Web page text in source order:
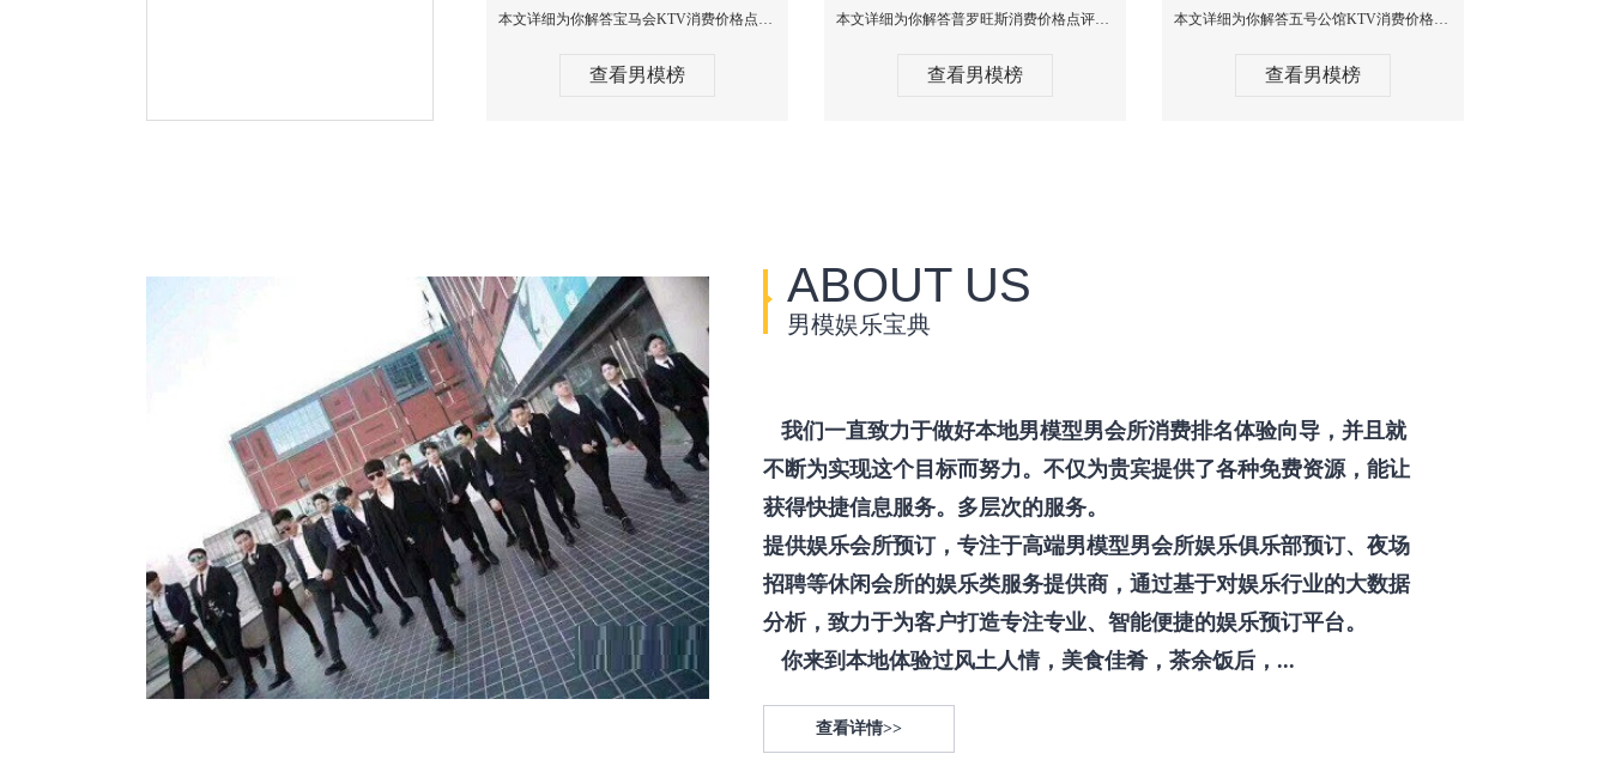
本文详细为你解答宝马会KTV消费价格点评，更多关于KTV男模小费价格哪家便宜免费咨询1333 867 6881微信同步！
查看男模榜
本文详细为你解答普罗旺斯消费价格点评，更多关于那个KTV酒吧找男模帅哥最多免费咨询1333 867 6881微信同步！
查看男模榜
本文详细为你解答五号公馆KTV消费价格，更多关于哪家男模夜场服务流程全面免费咨询1333 867 6881微信同步！
查看男模榜
ABOUT US
男模娱乐宝典
我们一直致力于做好本地男模型男会所消费排名体验向导，并且就
不断为实现这个目标而努力。不仅为贵宾提供了各种免费资源，能让
获得快捷信息服务。多层次的服务。
提供娱乐会所预订，专注于高端男模型男会所娱乐俱乐部预订、夜场
招聘等休闲会所的娱乐类服务提供商，通过基于对娱乐行业的大数据
分析，致力于为客户打造专注专业、智能便捷的娱乐预订平台。
你来到本地体验过风土人情，美食佳肴，茶余饭后，...
查看详情>>